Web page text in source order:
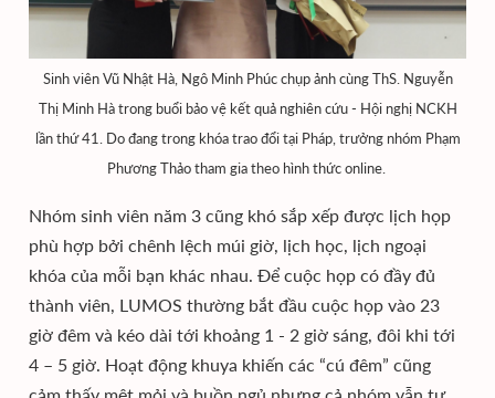
Sinh viên Vũ Nhật Hà, Ngô Minh Phúc chụp ảnh cùng ThS. Nguyễn
Thị Minh Hà trong buổi bảo vệ kết quả nghiên cứu - Hội nghị NCKH
lần thứ 41. Do đang trong khóa trao đổi tại Pháp, trưởng nhóm Phạm
Phương Thảo tham gia theo hình thức online.
Nhóm sinh viên năm 3 cũng khó sắp xếp được lịch họp
phù hợp bởi chênh lệch múi giờ, lịch học, lịch ngoại
khóa của mỗi bạn khác nhau. Để cuộc họp có đầy đủ
thành viên, LUMOS thường bắt đầu cuộc họp vào 23
giờ đêm và kéo dài tới khoảng 1 - 2 giờ sáng, đôi khi tới
4 – 5 giờ. Hoạt động khuya khiến các “cú đêm” cũng